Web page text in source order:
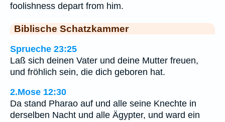
foolishness depart from him.
Biblische Schatzkammer
Sprueche 23:25
Laß sich deinen Vater und deine Mutter freuen,
und fröhlich sein, die dich geboren hat.
2.Mose 12:30
Da stand Pharao auf und alle seine Knechte in
derselben Nacht und alle Ägypter, und ward ein